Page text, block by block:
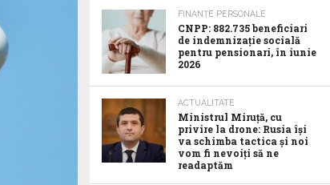
FINANȚE PERSONALE
CNPP: 882.735 beneficiari
de indemnizație socială
pentru pensionari, în iunie
2026
ACTUALITATE
Ministrul Miruță, cu
privire la drone: Rusia își
va schimba tactica și noi
vom fi nevoiți să ne
readaptăm